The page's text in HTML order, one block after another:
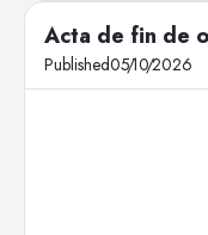
Acta de fin de
Published05/10/2026